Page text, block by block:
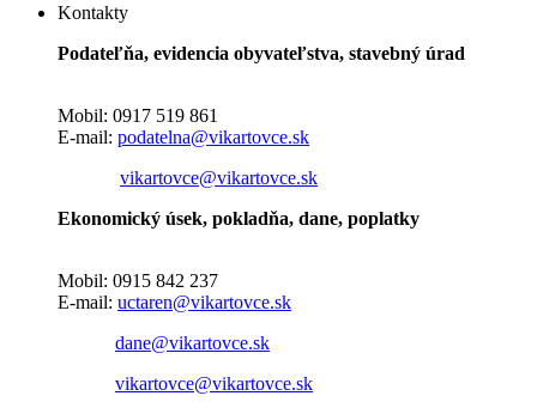
Kontakty
Podateľňa, evidencia obyvateľstva, stavebný úrad
Mobil: 0917 519 861
E-mail: podatelna@vikartovce.sk
vikartovce@vikartovce.sk
Ekonomický úsek, pokladňa, dane, poplatky
Mobil: 0915 842 237
E-mail: uctaren@vikartovce.sk
dane@vikartovce.sk
vikartovce@vikartovce.sk